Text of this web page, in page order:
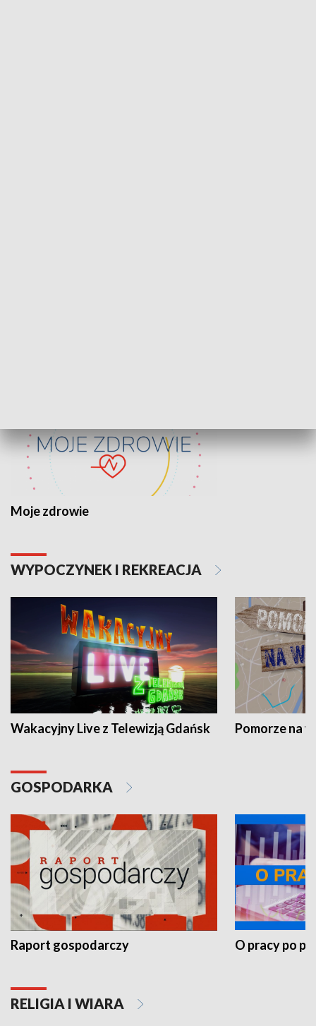
Moje zdrowie
WYPOCZYNEK I REKREACJA
Wakacyjny Live z Telewizją Gdańsk Pomorze na
GOSPODARKA
Raport gospodarczy O pracy po
RELIGIA I WIARA